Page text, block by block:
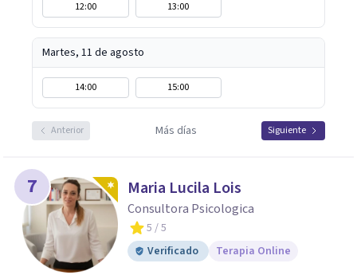
12:00 13:00
Martes, 11 de agosto
14:00 15:00
Anterior Más días Siguiente
7 Maria Lucila Lois
Consultora Psicologica
5 / 5
Verificado
Terapia Online